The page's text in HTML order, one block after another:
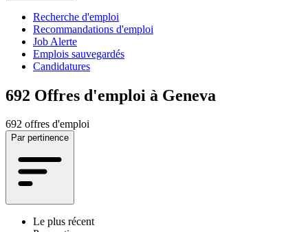
Recherche d'emploi
Recommandations d'emploi
Job Alerte
Emplois sauvegardés
Candidatures
692 Offres d'emploi à Geneva
692 offres d'emploi
Par pertinence
Le plus récent